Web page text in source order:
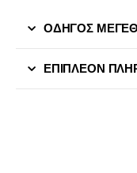
ΟΔΗΓΟΣ
ΕΠΙΠΛΈΟΝ